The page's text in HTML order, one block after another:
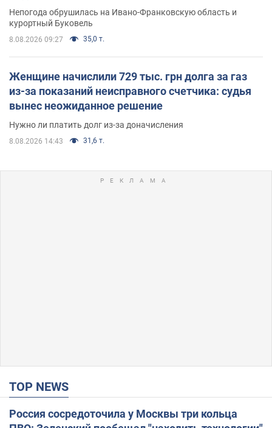
Непогода обрушилась на Ивано-Франковскую область и
курортный Буковель
8.08.2026 09:27 35,0 т.
Женщине начислили 729 тыс. грн долга за газ
из-за показаний неисправного счетчика: судья
вынес неожиданное решение
Нужно ли платить долг из-за доначисления
8.08.2026 14:43 31,6 т.
TOP NEWS
Россия сосредоточила у Москвы три кольца